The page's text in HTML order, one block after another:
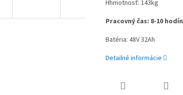
Hhmotnosť: 143kg
Pracovný čas: 8-10 hodín
Batéria: 48V 32Ah
Detailné informácie